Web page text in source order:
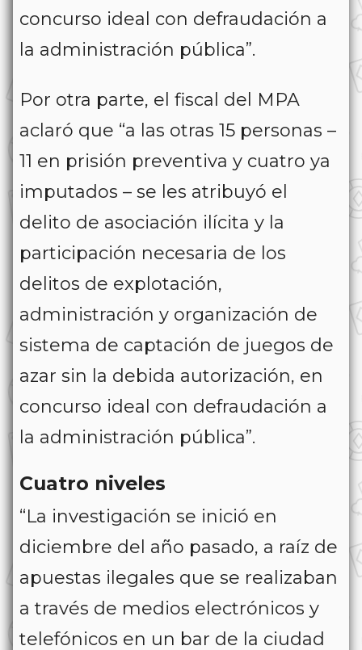
concurso ideal con defraudación a
la administración pública”.
Por otra parte, el fiscal del MPA
aclaró que “a las otras 15 personas –
11 en prisión preventiva y cuatro ya
imputados – se les atribuyó el
delito de asociación ilícita y la
participación necesaria de los
delitos de explotación,
administración y organización de
sistema de captación de juegos de
azar sin la debida autorización, en
concurso ideal con defraudación a
la administración pública”.
Cuatro niveles
“La investigación se inició en
diciembre del año pasado, a raíz de
apuestas ilegales que se realizaban
a través de medios electrónicos y
telefónicos en un bar de la ciudad